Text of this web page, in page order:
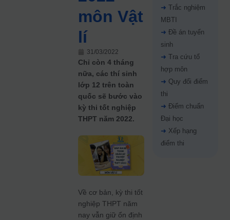
môn Vật
lí
31/03/2022
Chỉ còn 4 tháng
nữa, các thí sinh
lớp 12 trên toàn
quốc sẽ bước vào
kỳ thi tốt nghiệp
THPT năm 2022.
Về cơ bản, kỳ thi tốt
nghiệp THPT năm
nay vẫn giữ ổn định
➜ Trắc nghiệm
MBTI
➜ Đề án tuyển
sinh
➜ Tra cứu tổ
hợp môn
➜ Quy đổi điểm
thi
➜ Điểm chuẩn
Đại học
➜ Xếp hạng
điểm thi